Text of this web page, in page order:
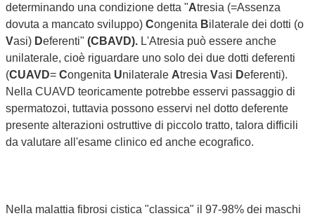
determinando una condizione detta "Atresia (=Assenza
dovuta a mancato sviluppo) Congenita Bilaterale dei dotti (o
Vasi) Deferenti" (CBAVD). L'Atresia può essere anche
unilaterale, cioè riguardare uno solo dei due dotti deferenti
(CUAVD= Congenita Unilaterale Atresia Vasi Deferenti).
Nella CUAVD teoricamente potrebbe esservi passaggio di
spermatozoi, tuttavia possono esservi nel dotto deferente
presente alterazioni ostruttive di piccolo tratto, talora difficili
da valutare all'esame clinico ed anche ecografico.
Nella malattia fibrosi cistica "classica" il 97-98% dei maschi